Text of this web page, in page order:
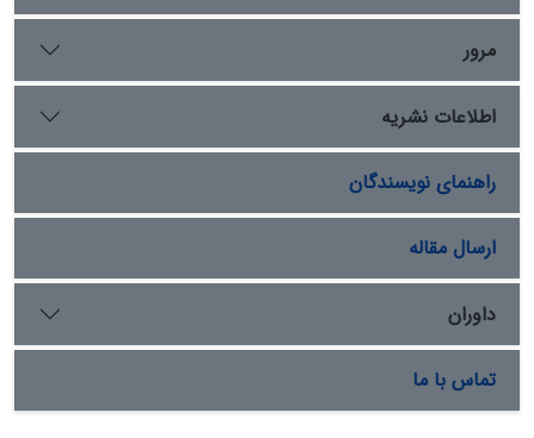
مرور
اطلاعات نشریه
راهنمای نویسندگان
ارسال مقاله
داوران
تماس با ما